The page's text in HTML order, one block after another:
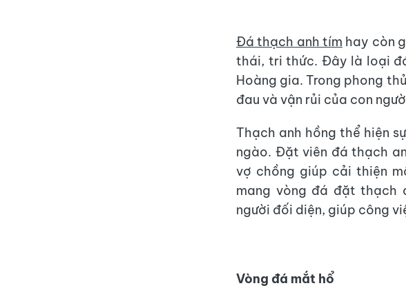
Đá thạch anh tím hay còn
thái, tri thức. Đây là loại
Hoàng gia. Trong phong
đau và vận rủi của con
Thạch anh hồng thể hiện
ngào. Đặt viên đá thạch
vợ chồng giúp cải thiện
mang vòng đá đặt thạch
người đối diện, giúp công
Vòng đá mắt hổ